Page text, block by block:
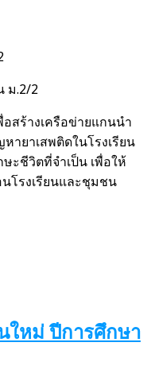
ม.2/2
สร้างเครือข่ายแกนนำ
ายาเสพติดในโรงเรียน
ะชีวิตที่จำเป็น เพื่อให้
โรงเรียนและชุมชน
ใหม่ ปีการศึกษา